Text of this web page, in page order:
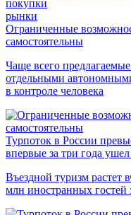
рынки
Ограниченные
самостоятельны
Чаще всего
отдельными
в контроле человека
Турпоток в России
впервые за три года
Въездной туризм растет
млн иностранных гостей